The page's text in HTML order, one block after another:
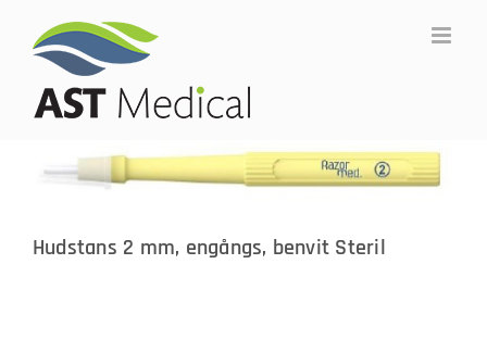
innehållet
Hudstans 2 mm, engångs, benvit Steril